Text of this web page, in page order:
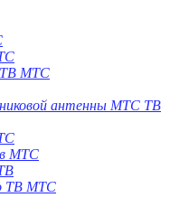
ТВ МТС
антенны МТС ТВ
МТС
ТВ МТС